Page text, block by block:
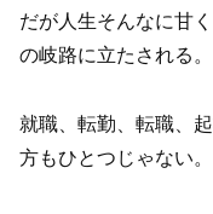
だが人生そんなに甘
の岐路に立たされる。
就職、転勤、転職、
方もひとつじゃない。